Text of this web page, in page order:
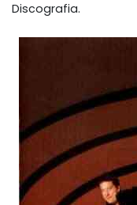
Discografia.